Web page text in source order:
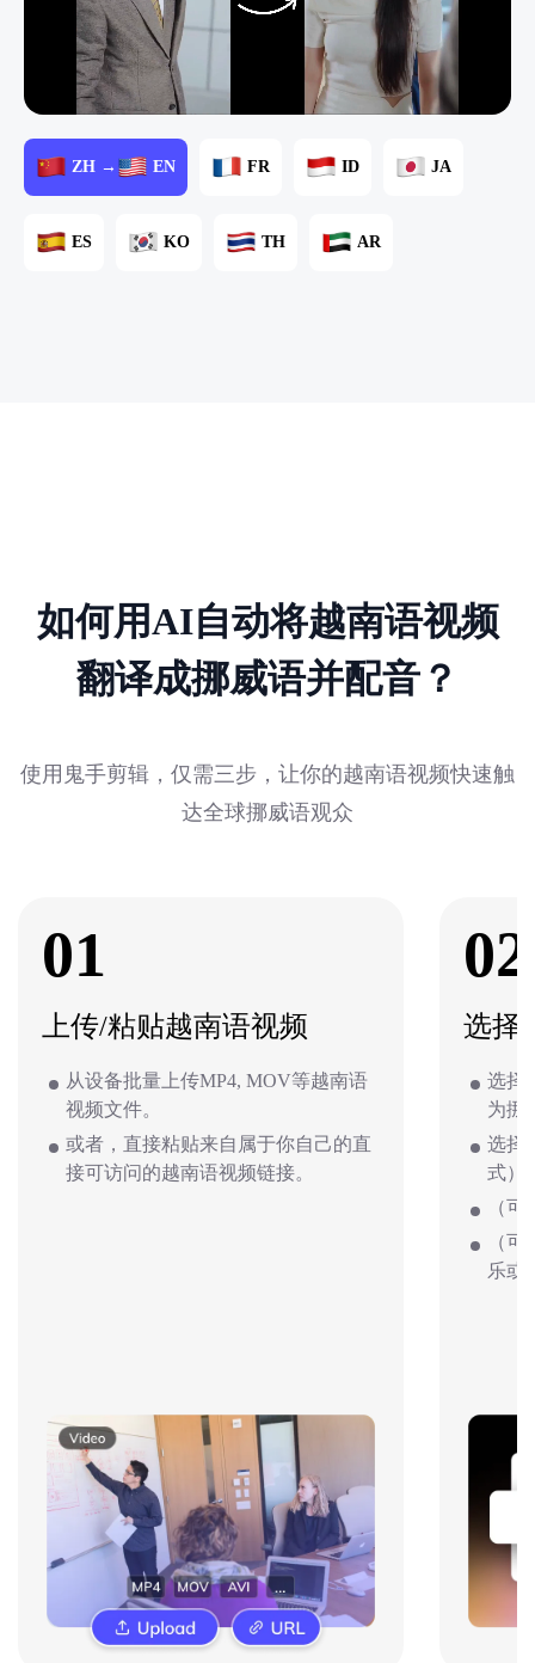
ZH → EN FR ID JA
ES KO TH AR
如何用AI自动将越南语视频
翻译成挪威语并配音？
使用鬼手剪辑，仅需三步，让你的越南语视频快速触
达全球挪威语观众
01
上传/粘贴越南语视频
从设备批量上传MP4, MOV等越南语
视频文件。
或者，直接粘贴来自属于你自己的直
接可访问的越南语视频链接。
02
选择
选择
为挪
选择
式）
（
（
乐或